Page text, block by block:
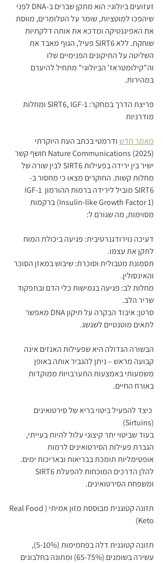
זעזועים ביולוגי: הוא מתקן שברים ב-DNA לפני
שיהפכו למוטציות, שומר על הטלומרים, מווסת
את האפיגנטיקה ומדכא את אותה דלקתיות
שוחקת. ללא SIRT6 פעיל, הגוף מאבד את
השליטה על התיקונים הפנימיים שלו
וה"קילומטראז' הביולוגי" מתחיל להיערם
במהירות.
פריצת הדרך במחקר: SIRT6, IGF-1 ומחלות
מודרניות
מאמר חדש ודרמטי בכתב העת היוקרתי
Nature Communications (2025) חושף קשר
ישיר בין ירידה בפעילות SIRT6 לבין שורה של
מחלות קשות. החוקרים מצאו כי מחסור ב-
SIRT6 מוביל לירידה ברמות ההורמון IGF-1
(Insulin-like Growth Factor 1) ברקמות
מסוימות, מה שגורם ל:
דעיכה נוירודגנרטיבית: פגיעה ביכולת המוח
לתקן את עצמו.
תסמונת מטבולית וסוכרת: שיבוש במאזן הסוכר
והאינסולין.
מחלות לב: פגיעה בגמישות כלי הדם ובתפקוד
שריר הלב.
סרטן: איבוד הבקרה על תיקון DNA מאפשר
לתאים מוטנטיים לשגשג.
הבשורה הגדולה היא שפעילות האנזים אינה
קבועה מראש – ניתן להגביר אותה באופן
משמעותי באמצעות התערבויות ממוקדות
באורח החיים.
כיצד להפעיל ביטוי בריא של סירטואינים
(Sirtuins)
בעוד שביטוי יתר קיצוני עלול להיות בעייתי,
הגברת פעילות הסירטואינים לרמות
אופטימליות תומכת בבריאות ובאריכות ימים.
ומשפחת הסירטואינים.
תזונה קטוגנית מבוססת מזון אמיתי (Real Food
Keto)
תזונה קטוגנית דלה בפחמימות (5-10%),
עשירה בשומנים (65-75%) ומתונה בחלבונים